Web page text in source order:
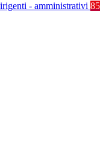
- amministrativi 85